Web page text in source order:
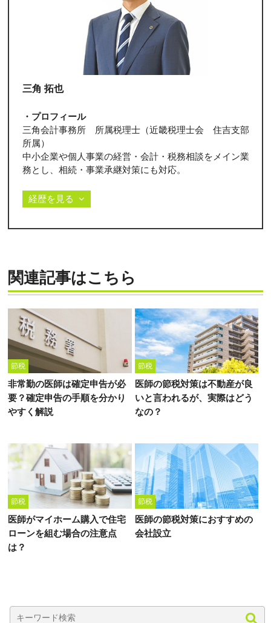
三角 拓也
・プロフィール
三角会計事務所 所属税理士（近畿税理士会 住吉支部
所属）
中小企業や個人事業の経営・会計・税務相談をメイン業
務とし、相続・事業承継対策にも対応。
経歴を見る
関連記事はこちら
節税
非常勤の医師は確定申告が必
要？確定申告の手順を分かり
やすく解説
節税
医師の節税対策は不動産が良
いと言われるが、実際はどう
なの？
節税
医師がマイホーム購入で住宅
ローンを組む場合の注意点
は？
節税
医師の節税対策におすすめの
会社設立